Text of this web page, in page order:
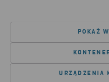
POKAŻ
URZĄDZENIA